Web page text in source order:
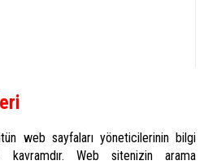
web sayfaları yöneticilerinin bilgi
Web sitenizin arama